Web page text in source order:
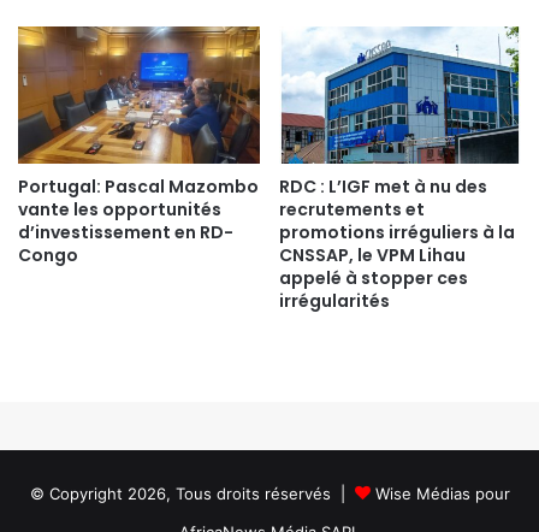
Portugal: Pascal Mazombo
vante les opportunités
d’investissement en RD-
Congo
RDC : L’IGF met à nu des
recrutements et
promotions irréguliers à la
CNSSAP, le VPM Lihau
appelé à stopper ces
irrégularités
© Copyright 2026, Tous droits réservés | Wise Médias pour